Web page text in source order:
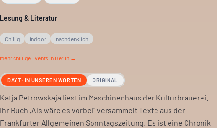
Lesung & Literatur
Chillig indoor nachdenklich
Mehrchillige Events in Berlin →
DAYT · IN UNSEREN WORTEN ORIGINAL
Katja Petrowskaja liest im Maschinenhaus der Kulturbrauerei.
Ihr Buch „Als wäre es vorbei“ versammelt Texte aus der
Frankfurter Allgemeinen Sonntagszeitung. Es ist eine Chronik